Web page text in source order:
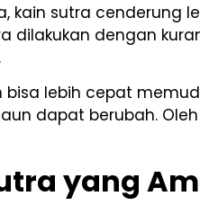
kain sutra cenderung
dilakukan dengan
lebih cepat
dapat berubah.
yang